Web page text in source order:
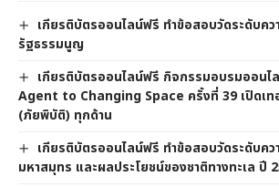
เกียรติบัตรออนไลน์ฟรี ทำข้อสอบวัดระดับคว
รัฐธรรมนูญ
เกียรติบัตรออนไลน์ฟรี กิจกรรมอบรมออนไ
Agent to Changing Space ครั้งที่ 39 เปิดเ
(ภัยพิบัติ) ทุกด้าน
เกียรติบัตรออนไลน์ฟรี ทำข้อสอบวัดระดับคว
มหาสมุทร และผลประโยชน์ของชาติทางทะเล ปี